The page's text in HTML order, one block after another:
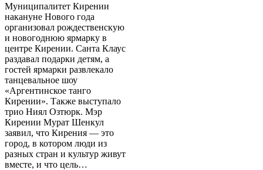
Муниципалитет Кирении
накануне Нового года
организовал рождественскую
и новогоднюю ярмарку в
центре Кирении. Санта Клаус
раздавал подарки детям, а
гостей ярмарки развлекало
танцевальное шоу
«Аргентинское танго
Кирении». Также выступало
трио Ниял Озтюрк. Мэр
Кирении Мурат Шенкул
заявил, что Кирения — это
город, в котором люди из
разных стран и культур живут
вместе, и что цель…